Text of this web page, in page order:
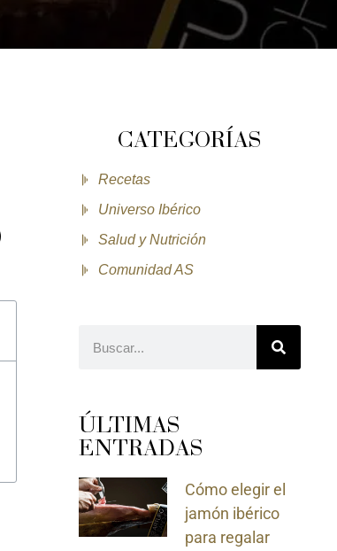
CATEGORÍAS
Recetas
Universo Ibérico
Salud y Nutrición
Comunidad AS
ÚLTIMAS
ENTRADAS
Cómo elegir el
jamón ibérico
para regalar